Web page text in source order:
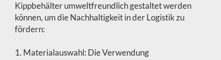
Kippbehälter umweltfreundlich gestaltet werden
können, um die Nachhaltigkeit in der Logistik zu
fördern:
1. Materialauswahl: Die Verwendung